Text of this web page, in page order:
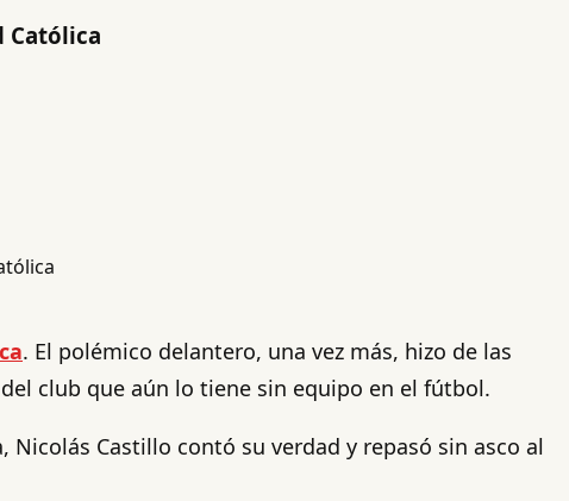
Católica
. El polémico delantero, una vez más, hizo de las
club que aún lo tiene sin equipo en el fútbol.
Nicolás Castillo contó su verdad y repasó sin asco al